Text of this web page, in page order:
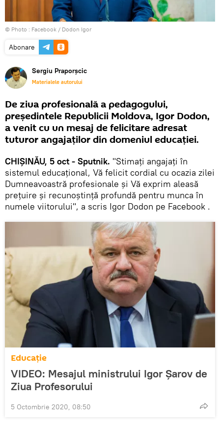
© Photo : Facebook / Dodon Igor
Abonare
Sergiu Praporșcic
Materialele autorului
De ziua profesională a pedagogului,
președintele Republicii Moldova, Igor Dodon,
a venit cu un mesaj de felicitare adresat
tuturor angajaților din domeniul educației.
CHIȘINĂU, 5 oct - Sputnik. "Stimați angajați în
sistemul educațional, Vă felicit cordial cu ocazia zilei
Dumneavoastră profesionale și Vă exprim aleasă
prețuire și recunoștință profundă pentru munca în
numele viitorului", a scris Igor Dodon pe Facebook .
Educație
VIDEO: Mesajul ministrului Igor Șarov de
Ziua Profesorului
5 Octombrie 2020, 08:50